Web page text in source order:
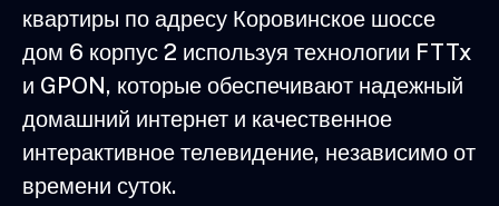
квартиры по адресу Коровинское шоссе
дом 6 корпус 2 используя технологии FTTx
и GPON, которые обеспечивают надежный
домашний интернет и качественное
интерактивное телевидение, независимо от
времени суток.